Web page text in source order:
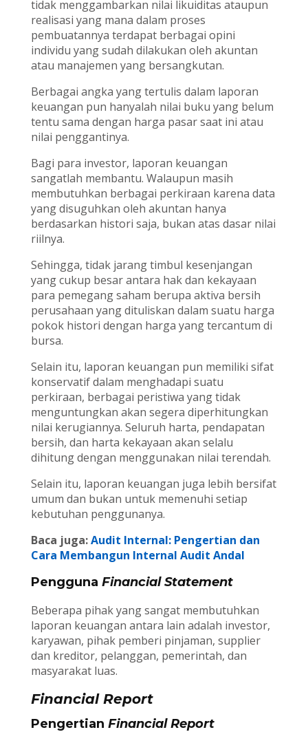
tidak menggambarkan nilai likuiditas ataupun
realisasi yang mana dalam proses
pembuatannya terdapat berbagai opini
individu yang sudah dilakukan oleh akuntan
atau manajemen yang bersangkutan.
Berbagai angka yang tertulis dalam laporan
keuangan pun hanyalah nilai buku yang belum
tentu sama dengan harga pasar saat ini atau
nilai penggantinya.
Bagi para investor, laporan keuangan
sangatlah membantu. Walaupun masih
membutuhkan berbagai perkiraan karena data
yang disuguhkan oleh akuntan hanya
berdasarkan histori saja, bukan atas dasar nilai
riilnya.
Sehingga, tidak jarang timbul kesenjangan
yang cukup besar antara hak dan kekayaan
para pemegang saham berupa aktiva bersih
perusahaan yang dituliskan dalam suatu harga
pokok histori dengan harga yang tercantum di
bursa.
Selain itu, laporan keuangan pun memiliki sifat
konservatif dalam menghadapi suatu
perkiraan, berbagai peristiwa yang tidak
menguntungkan akan segera diperhitungkan
nilai kerugiannya. Seluruh harta, pendapatan
bersih, dan harta kekayaan akan selalu
dihitung dengan menggunakan nilai terendah.
Selain itu, laporan keuangan juga lebih bersifat
umum dan bukan untuk memenuhi setiap
kebutuhan penggunanya.
Baca juga:Audit Internal: Pengertian dan
Cara Membangun Internal Audit Andal
Pengguna Financial Statement
Beberapa pihak yang sangat membutuhkan
laporan keuangan antara lain adalah investor,
karyawan, pihak pemberi pinjaman, supplier
dan kreditor, pelanggan, pemerintah, dan
masyarakat luas.
Financial Report
Pengertian Financial Report